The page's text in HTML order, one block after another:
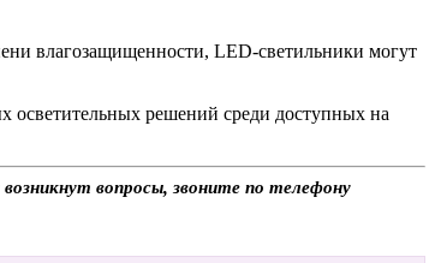
влагозащищенности, LED-светильники могут
осветительных решений среди доступных на
вопросы, звоните по телефону